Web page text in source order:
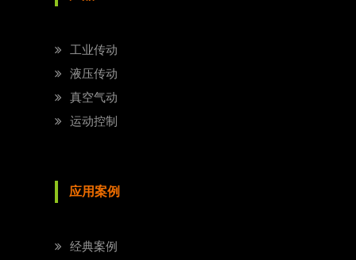
工业传动
液压传动
真空气动
运动控制
应用案例
经典案例